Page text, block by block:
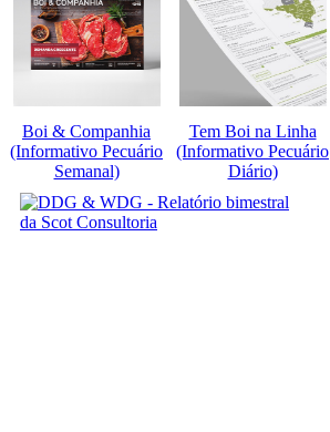
Boi & Companhia
(Informativo Pecuário
Semanal)
Tem Boi na Linha
(Informativo Pecuário
Diário)